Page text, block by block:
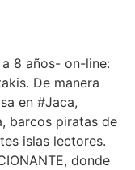
8 años- on-line:
De manera
en #Jaca,
barcos piratas de
islas lectores.
donde